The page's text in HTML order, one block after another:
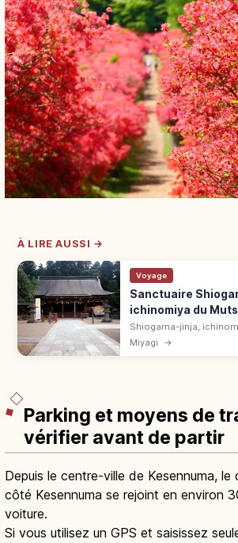
À LIRE AUSSI →
Voyage
Sanctuaire
ichinomiya du
Shiogama-jinja,
honore Shiotsuchi à
Otokozaka, sanctuaire
Miyagi →
Parking et moyens de
vérifier avant de partir
Depuis le centre-ville de Kesennuma,
côté Kesennuma se rejoint en environ
voiture.
Si vous utilisez un GPS et saisissez